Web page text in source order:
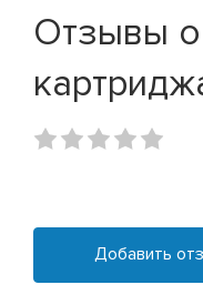
Отзывы о
Добавить